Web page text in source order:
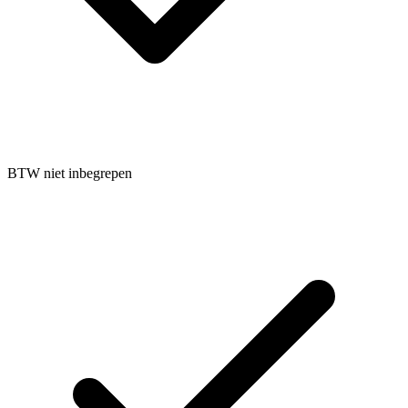
BTW niet inbegrepen